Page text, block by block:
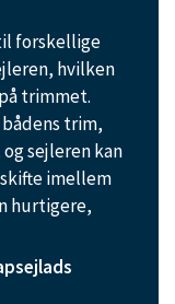
forskellige
hvilken
trimmet.
trim,
sejleren kan
imellem
hurtigere,